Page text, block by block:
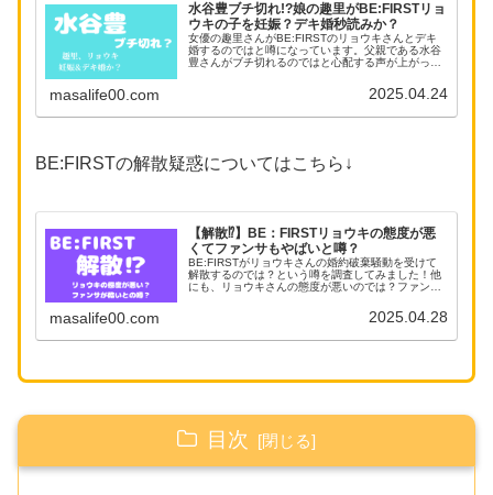
水谷豊ブチ切れ!?娘の趣里がBE:FIRSTリョ
ウキの子を妊娠？デキ婚秒読みか？
女優の趣里さんがBE:FIRSTのリョウキさんとデキ
婚するのではと噂になっています。父親である水谷
豊さんがブチ切れるのではと心配する声が上がって
masalife00.com 2025.04.24
BE:FIRSTの解散疑惑についてはこちら↓
【解散⁉︎】BE：FIRSTリョウキの態度が悪
くてファンサもやばいと噂？
BE:FIRSTがリョウキさんの婚約破棄騒動を受けて
解散するのでは？という噂を調査してみました！他
にも、リョウキさんの態度が悪いのでは？ファンサ
masalife00.com 2025.04.28
目次